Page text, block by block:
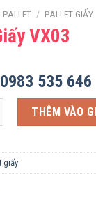
PALLET / PALLET GIẤY
VX03
0983 535 646
số lượng
THÊM VÀO
giấy